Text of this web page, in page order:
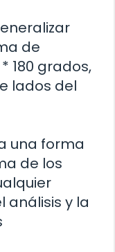
de
180 grados,
lados del
una forma
de los
análisis y la